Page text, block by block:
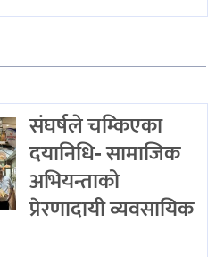
संघर्षले चम्किएका
दयानिधि- सामाजिक
अभियन्ताको
प्रेरणादायी व्यवसायिक